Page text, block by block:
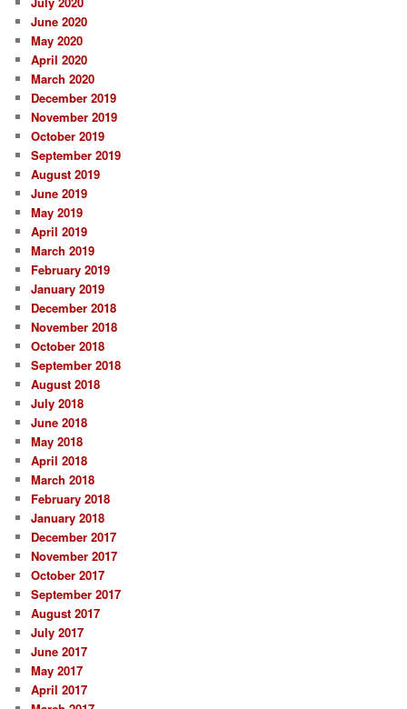
June 2020
May 2020
April 2020
March 2020
December 2019
November 2019
October 2019
September 2019
August 2019
June 2019
May 2019
April 2019
March 2019
February 2019
January 2019
December 2018
November 2018
October 2018
September 2018
August 2018
July 2018
June 2018
May 2018
April 2018
March 2018
February 2018
January 2018
December 2017
November 2017
October 2017
September 2017
August 2017
July 2017
June 2017
May 2017
April 2017